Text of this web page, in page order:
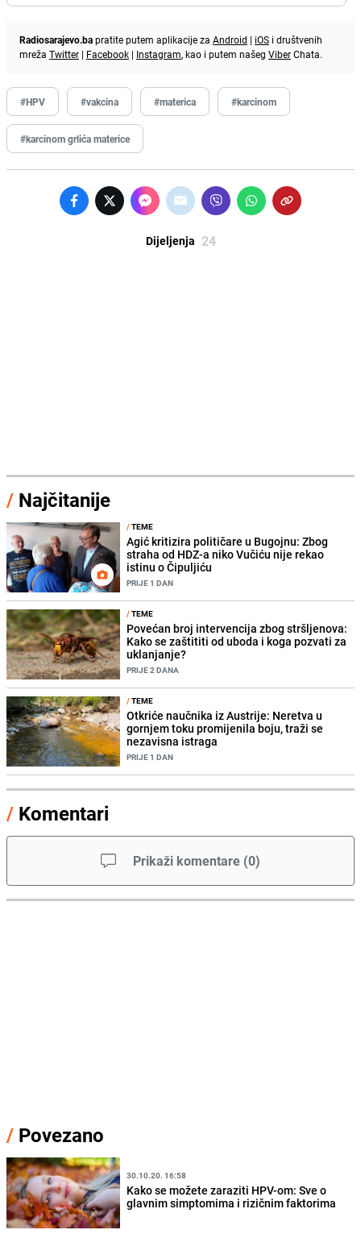
Radiosarajevo.bapratite putem aplikacije za Android | iOS i društvenih
mreža Twitter | Facebook | Instagram, kao i putem našeg ViberChata.
#HPV #vakcina #materica #karcinom
#karcinom grlića materice
Dijeljenja 24
/ Najčitanije
/TEME
Agić kritizira političare u Bugojnu: Zbog
straha od HDZ-a niko Vučiću nije rekao
istinu o Čipuljiću
PRIJE 1 DAN
/TEME
Povećan broj intervencija zbog stršljenova:
Kako se zaštititi od uboda i koga pozvati za
uklanjanje?
PRIJE 2 DANA
/TEME
Otkriće naučnika iz Austrije: Neretva u
gornjem toku promijenila boju, traži se
nezavisna istraga
PRIJE 1 DAN
/ Komentari
Prikaži komentare (0)
/ Povezano
30.10.20. 16:58
Kako se možete zaraziti HPV-om: Sve o
glavnim simptomima i rizičnim faktorima